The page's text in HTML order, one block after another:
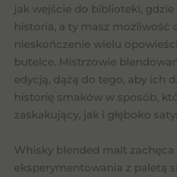
jak wejście do biblioteki,
historia, a ty masz możliwość
nieskończenie wielu
butelce. Mistrzowie
edycją, dążą do tego, aby ich
historię smaków w sposób,
zaskakujący, jak i głęboko
Whisky blended malt zachęca
eksperymentowania z paletą